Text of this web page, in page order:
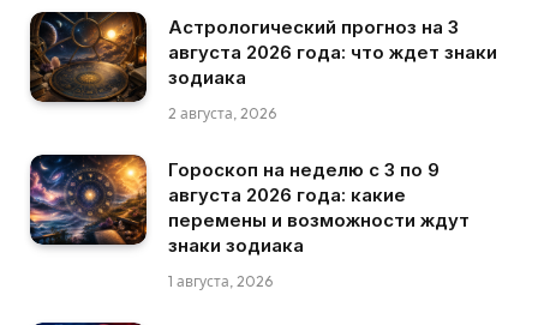
Астрологический прогноз на 3
августа 2026 года: что ждет знаки
зодиака
2 августа, 2026
Гороскоп на неделю с 3 по 9
августа 2026 года: какие
перемены и возможности ждут
знаки зодиака
1 августа, 2026